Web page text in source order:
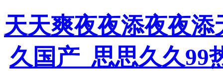
天天爽夜夜添夜夜
久国产_思思久久99